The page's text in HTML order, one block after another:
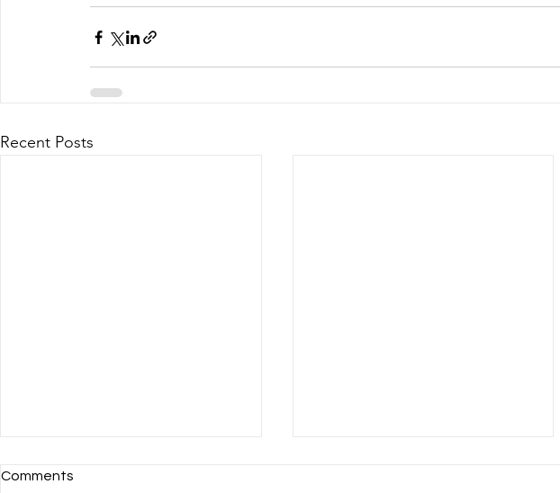
Recent Posts
Comments